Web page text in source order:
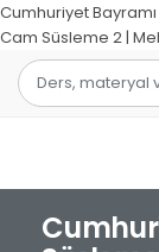
Cumhuriyet
Cam Süsleme 2 |
1.SINIF